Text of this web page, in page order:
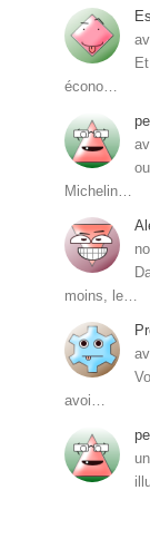
écono…
Michelin…
moins, le…
avoi…